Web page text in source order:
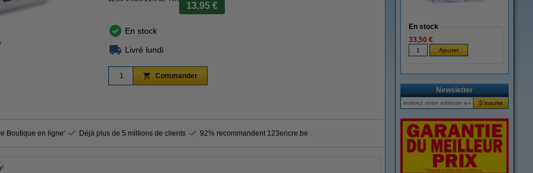
13,95 €
En stock
Livré lundi
Commander
Boutique en ligne' Déjà plus de 5 millions de clients 92% recommandent 123encre.be
En stock
33,50 €
Newsletter